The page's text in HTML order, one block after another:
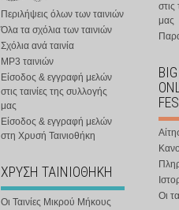
Περιλήψεις όλων των ταινιών
Όλα τα σχόλια των ταινιών
Σχόλια ανά ταινία
MP3 ταινιών
Είσοδος & εγγραφή μελών
στις ταινίες της συλλογής
μας
Είσοδος & εγγραφή μελών
στη Χρυσή Ταινιοθήκη
ΧΡΥΣΗ ΤΑΙΝΙΟΘΗΚΗ
Οι Ταινίες Μικρού Μήκους
στις
μας
Οι